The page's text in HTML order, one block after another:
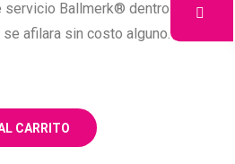
Ballmerk® dentro de los
afilara sin costo alguno.
CARRITO